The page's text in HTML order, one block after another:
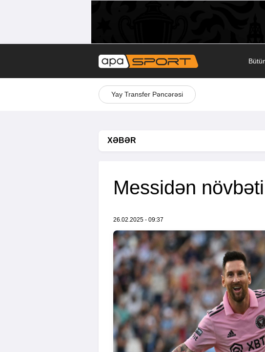
Yay Transfer Pəncərəsi
XƏBƏR
Messidən
26.02.2025 - 09:37